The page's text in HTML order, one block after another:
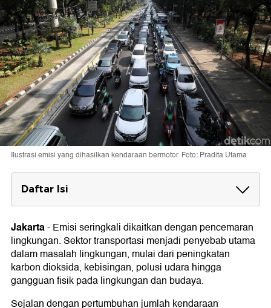
Ilustrasi emisi yang dihasilkan kendaraan bermotor. Foto: Pradita Utama
Daftar Isi
Emisi Adalah
Pengertian Emisi Gas Buang
Apa itu Uji Emisi Kendaraan?
1. Mencegah Kerusakan Kendaraan
2. Menjaga Lingkungan
Jakarta-Emisi seringkali dikaitkan dengan pencemaran
lingkungan. Sektor transportasi menjadi penyebab utama
dalam masalah lingkungan, mulai dari peningkatan
karbon dioksida, kebisingan, polusi udara hingga
gangguan fisik pada lingkungan dan budaya.
Sejalan dengan pertumbuhan jumlah kendaraan